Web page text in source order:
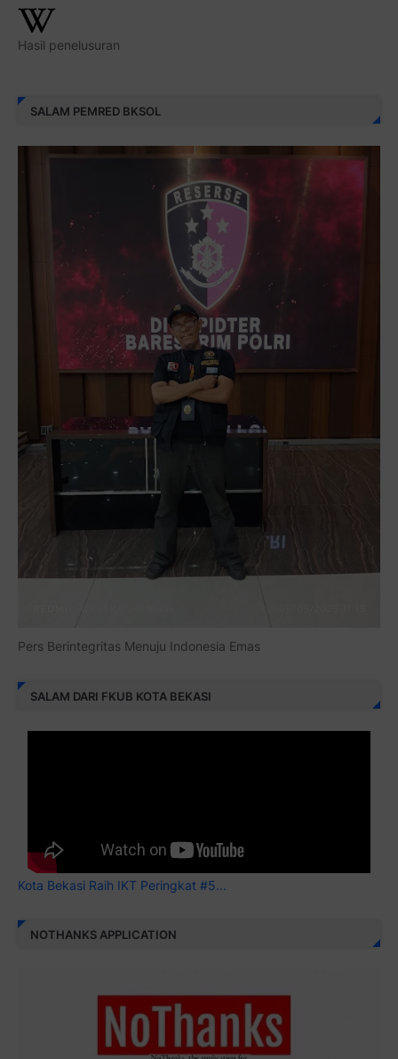
Hasil penelusuran
SALAM PEMRED BKSOL
Pers Berintegritas Menuju Indonesia Emas
SALAM DARI FKUB KOTA BEKASI
Kota Bekasi Raih IKT Peringkat #5...
NOTHANKS APPLICATION